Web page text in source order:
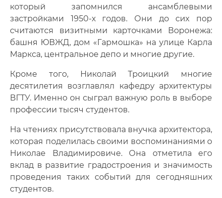
который запомнился ансамблевыми
застройками 1950-х годов. Они до сих пор
считаются визитными карточками Воронежа:
башня ЮВЖД, дом «Гармошка» на улице Карла
Маркса, центральное депо и многие другие.
Кроме того, Николай Троицкий многие
десятилетия возглавлял кафедру архитектуры
ВГТУ. Именно он сыграл важную роль в выборе
профессии тысяч студентов.
На чтениях присутствовала внучка архитектора,
которая поделилась своими воспоминаниями о
Николае Владимировиче. Она отметила его
вклад в развитие градостроения и значимость
проведения таких событий для сегодняшних
студентов.